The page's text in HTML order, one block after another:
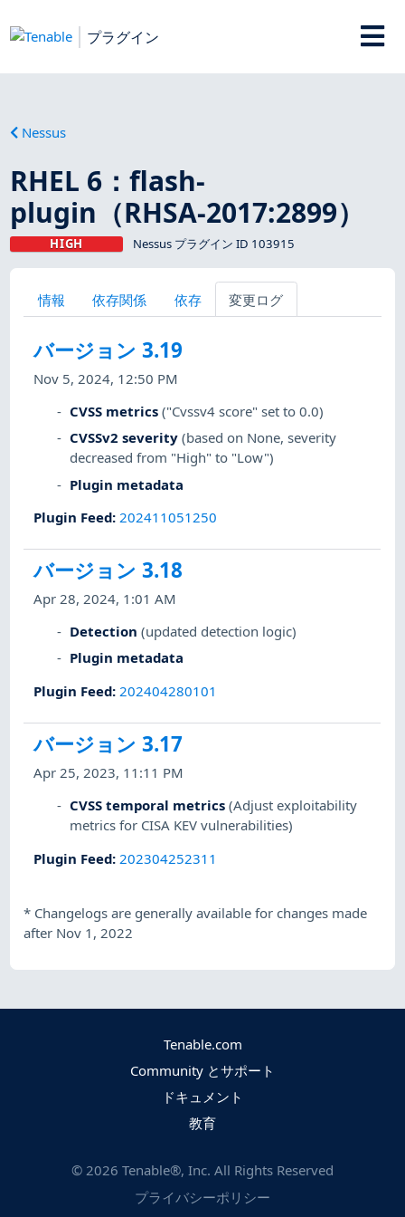
プラグイン
Nessus
RHEL 6：flash-
plugin（RHSA-2017:2899）
HIGH Nessus プラグイン ID 103915
情報 依存関係 依存 変更ログ
バージョン 3.19
Nov 5, 2024, 12:50 PM
CVSS metrics ("Cvssv4 score" set to 0.0)
CVSSv2 severity (based on None, severity
decreased from "High" to "Low")
Plugin metadata
Plugin Feed: 202411051250
バージョン 3.18
Apr 28, 2024, 1:01 AM
Detection (updated detection logic)
Plugin metadata
Plugin Feed: 202404280101
バージョン 3.17
Apr 25, 2023, 11:11 PM
CVSS temporal metrics (Adjust exploitability
metrics for CISA KEV vulnerabilities)
Plugin Feed: 202304252311
* Changelogs are generally available for changes made
after Nov 1, 2022
Tenable.com
Community とサポート
ドキュメント
教育
© 2026 Tenable®, Inc. All Rights Reserved
プライバシーポリシー